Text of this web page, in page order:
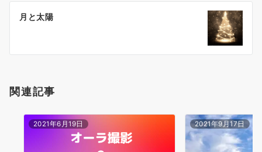
ン
月と太陽
関連記事
2021年6月19日 2021年9月17日